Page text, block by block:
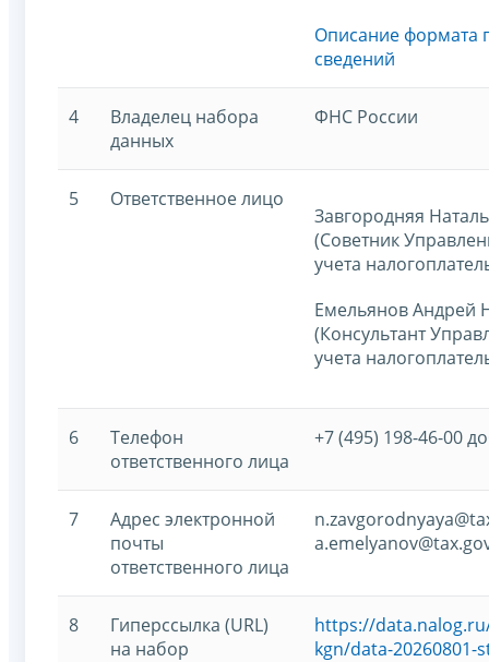
Описание формата
сведений
4
Владелец набора
данных
ФНС России
5 Ответственное лицо
Завгородняя
(Советник
учета
Емельянов Андрей
(Консультант
учета
6
Телефон
ответственного лица
+7 (495) 198-46-00
7
Адрес электронной
почты
ответственного лица
8
Гиперссылка (URL)
на набор
https://
kgn/data-20260801-